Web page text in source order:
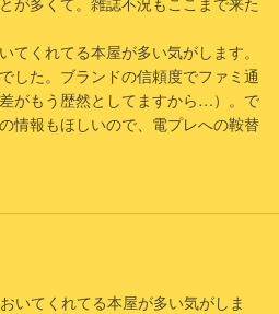
てくれてる本屋が多い気がします。
した。ブランドの信頼度でファミ通
がもう歴然としてますから…）。で
情報もほしいので、電プレへの鞍替
いてくれてる本屋が多い気がしま